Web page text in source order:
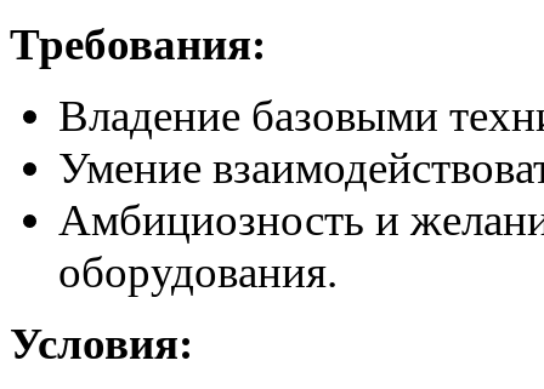
Требования:
Владение базовыми
Умение
Амбициозность и
оборудования.
Условия: